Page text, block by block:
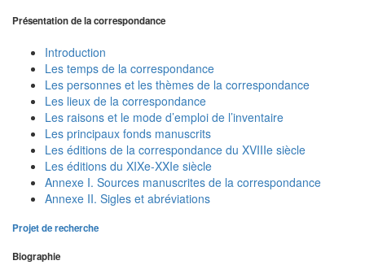
Présentation de la correspondance
Introduction
Les temps de la correspondance
Les personnes et les thèmes de la correspondance
Les lieux de la correspondance
Les raisons et le mode d’emploi de l’inventaire
Les principaux fonds manuscrits
Les éditions de la correspondance du XVIIIe siècle
Les éditions du XIXe-XXIe siècle
Annexe I. Sources manuscrites de la correspondance
Annexe II. Sigles et abréviations
Projet de recherche
Biographie